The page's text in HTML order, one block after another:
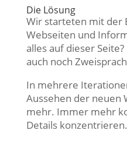
Die Lösung
Wir starteten mit der
Webseiten und
alles auf dieser
auch noch
In mehrere
Aussehen der neuen
mehr. Immer mehr
Details konzentrieren.